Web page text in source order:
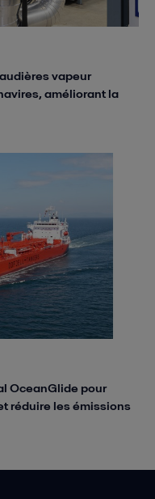
vapeur
améliorant la
OceanGlide pour
réduire les émissions